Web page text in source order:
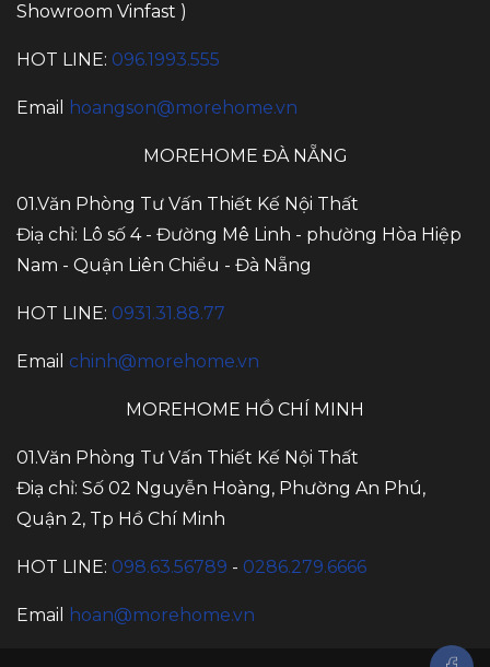
Showroom Vinfast )
HOT LINE: 096.1993.555
Email hoangson@morehome.vn
MOREHOME ĐÀ NẴNG
01.Văn Phòng Tư Vấn Thiết Kế Nội Thất
Điạ chỉ: Lô số 4 - Đường Mê Linh - phường Hòa Hiệp
Nam - Quận Liên Chiểu - Đà Nẵng
HOT LINE: 0931.31.88.77
Email chinh@morehome.vn
MOREHOME HỒ CHÍ MINH
01.Văn Phòng Tư Vấn Thiết Kế Nội Thất
Điạ chỉ: Số 02 Nguyễn Hoàng, Phường An Phú,
Quận 2, Tp Hồ Chí Minh
HOT LINE: 098.63.56789 - 0286.279.6666
Email hoan@morehome.vn